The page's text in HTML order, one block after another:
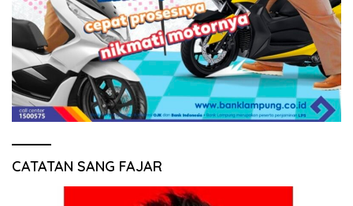
CATATAN SANG FAJAR